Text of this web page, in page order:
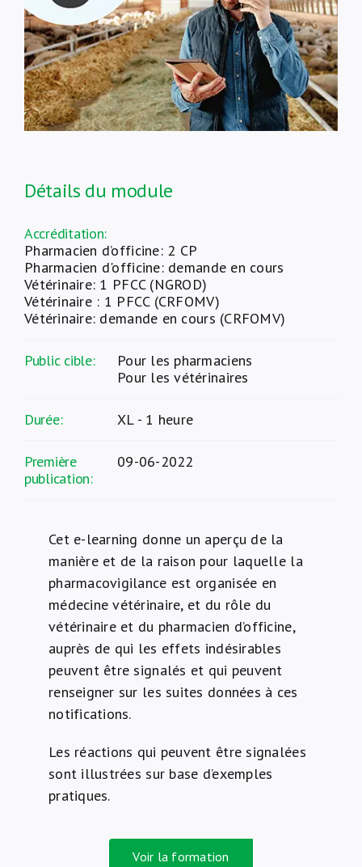
NL
Détails du module
Accréditation:
Pharmacien d’officine: 2 CP
Pharmacien d'officine: demande en cours
Vétérinaire: 1 PFCC (NGROD)
Vétérinaire : 1 PFCC (CRFOMV)
Vétérinaire: demande en cours (CRFOMV)
Public cible:
Pour les pharmaciens
Pour les vétérinaires
Durée: XL - 1 heure
Première
publication:
09-06-2022
Cet e-learning donne un aperçu de la
manière et de la raison pour laquelle la
pharmacovigilance est organisée en
médecine vétérinaire, et du rôle du
vétérinaire et du pharmacien d’officine,
auprès de qui les effets indésirables
peuvent être signalés et qui peuvent
renseigner sur les suites données à ces
notifications.
Les réactions qui peuvent être signalées
sont illustrées sur base d’exemples
pratiques.
Voir la formation